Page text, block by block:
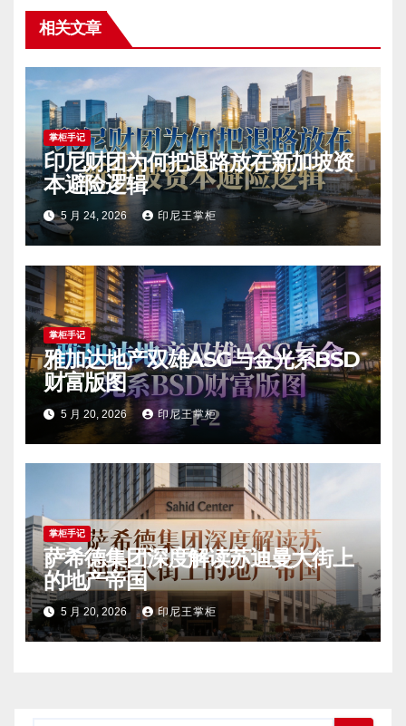
相关文章
掌柜手记
印尼财团为何把退路放在新加坡资
本避险逻辑
5 月 24, 2026 印尼王掌柜
掌柜手记
雅加达地产双雄ASG与金光系BSD
财富版图
5 月 20, 2026 印尼王掌柜
掌柜手记
萨希德集团深度解读苏迪曼大街上
的地产帝国
5 月 20, 2026 印尼王掌柜